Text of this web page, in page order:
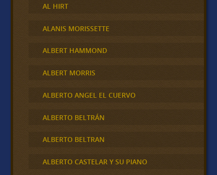
AL HIRT
ALANIS MORISSETTE
ALBERT HAMMOND
ALBERT MORRIS
ALBERTO ANGEL EL CUERVO
ALBERTO BELTRÁN
ALBERTO BELTRAN
ALBERTO CASTELAR Y SU PIANO